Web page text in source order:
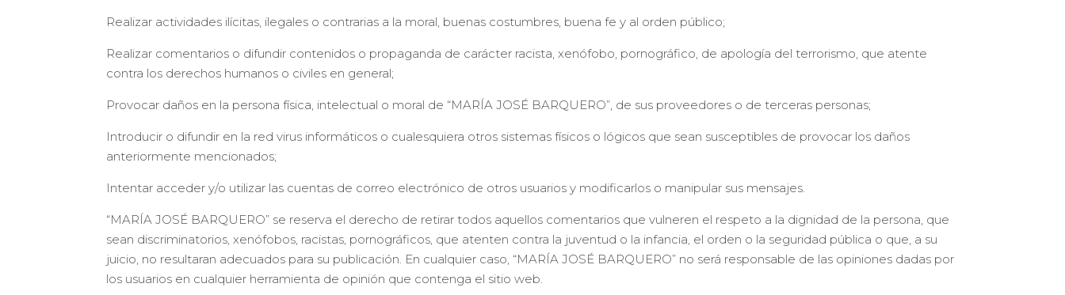
Realizar actividades ilícitas, ilegales o contrarias a la moral, buenas costumbres, buena fe y al orden público;
Realizar comentarios o difundir contenidos o propaganda de carácter racista, xenófobo, pornográfico, de apología del terrorismo, que atente
contra los derechos humanos o civiles en general;
Provocar daños en la persona física, intelectual o moral de “MARÍA JOSÉ BARQUERO”, de sus proveedores o de terceras personas;
Introducir o difundir en la red virus informáticos o cualesquiera otros sistemas físicos o lógicos que sean susceptibles de provocar los daños
anteriormente mencionados;
Intentar acceder y/o utilizar las cuentas de correo electrónico de otros usuarios y modificarlos o manipular sus mensajes.
“MARÍA JOSÉ BARQUERO” se reserva el derecho de retirar todos aquellos comentarios que vulneren el respeto a la dignidad de la persona, que
sean discriminatorios, xenófobos, racistas, pornográficos, que atenten contra la juventud o la infancia, el orden o la seguridad pública o que, a su
juicio, no resultaran adecuados para su publicación. En cualquier caso, “MARÍA JOSÉ BARQUERO” no será responsable de las opiniones dadas por
los usuarios en cualquier herramienta de opinión que contenga el sitio web.